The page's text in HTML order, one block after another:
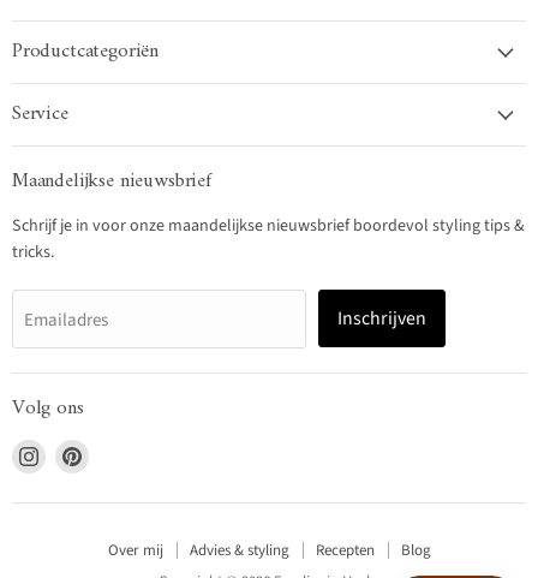
Productcategoriën
Service
Maandelijkse nieuwsbrief
Schrijf je in voor onze maandelijkse nieuwsbrief boordevol styling tips &
tricks.
Emailadres Inschrijven
Volg ons
Vind
ons
op
Vind
op
Over mij Advies & styling Recepten
Blog